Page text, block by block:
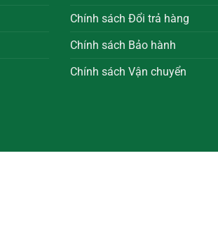
Chính sách Đổi trả hàng
Chính sách Bảo hành
Chính sách Vận chuyển